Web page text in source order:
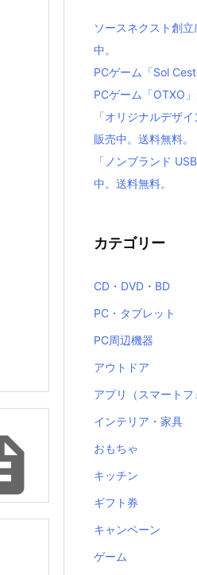
ソースネクスト創
中。
PCゲーム「Sol
PCゲーム「OTXO」
「オリジナルデザ
販売中。送料無料。
「ノンブランド
中。送料無料。
カテゴリー
CD・DVD・BD
PC・タブレット
PC周辺機器
アウトドア
アプリ（スマートフ
インテリア・家具
おもちゃ
キッチン
ギフト券
キャンペーン
ゲーム